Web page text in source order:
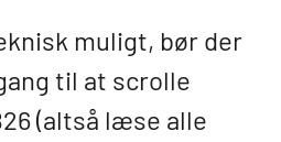
muligt, bør der
til at scrolle
(altså læse alle